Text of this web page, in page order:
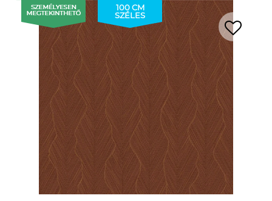
100 CM
SZÉLES